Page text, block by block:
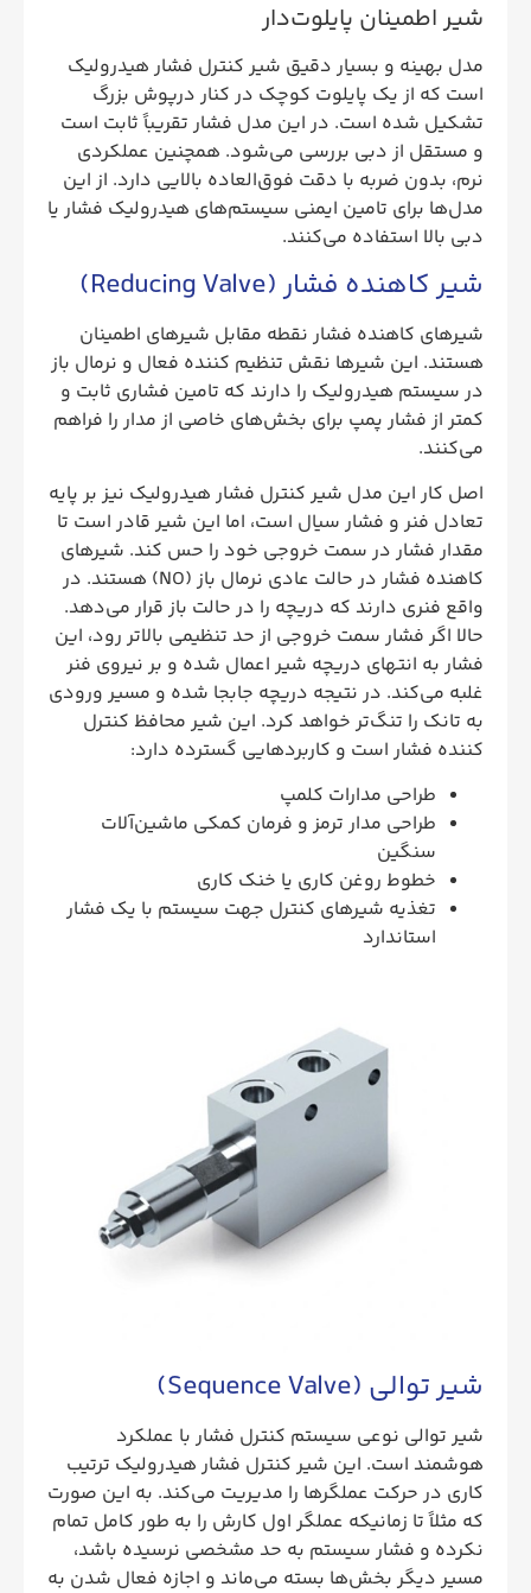
شیر اطمینان پایلوت‌دار
مدل بهینه و بسیار دقیق شیر کنترل فشار هیدرولیک
است که از یک پایلوت کوچک در کنار درپوش بزرگ
تشکیل شده است. در این مدل فشار تقریباً ثابت است
و مستقل از دبی بررسی می‌شود. همچنین عملکردی
نرم، بدون ضربه با دقت فوق‌العاده بالایی دارد. از این
مدل‌ها برای تامین ایمنی سیستم‌های هیدرولیک فشار یا
دبی بالا استفاده می‌کنند.
شیر کاهنده فشار (Reducing Valve)
شیرهای کاهنده فشار نقطه مقابل شیرهای اطمینان
هستند. این شیرها نقش تنظیم کننده فعال و نرمال باز
در سیستم هیدرولیک را دارند که تامین فشاری ثابت و
کمتر از فشار پمپ برای بخش‌های خاصی از مدار را فراهم
می‌کنند.
اصل کار این مدل شیر کنترل فشار هیدرولیک نیز بر پایه
تعادل فنر و فشار سیال است، اما این شیر قادر است تا
مقدار فشار در سمت خروجی خود را حس کند. شیرهای
کاهنده فشار در حالت عادی نرمال باز (NO) هستند. در
واقع فنری دارند که دریچه را در حالت باز قرار می‌دهد.
حالا اگر فشار سمت خروجی از حد تنظیمی بالاتر رود، این
فشار به انتهای دریچه شیر اعمال شده و بر نیروی فنر
غلبه می‌کند. در نتیجه دریچه جابجا شده و مسیر ورودی
به تانک را تنگ‌تر خواهد کرد. این شیر محافظ کنترل
کننده فشار است و کاربردهایی گسترده دارد:
طراحی مدارات کلمپ
طراحی مدار ترمز و فرمان کمکی ماشین‌آلات
سنگین
خطوط روغن کاری یا خنک کاری
تغذیه شیرهای کنترل جهت سیستم با یک فشار
استاندارد
شیر توالی (Sequence Valve)
شیر توالی نوعی سیستم کنترل فشار با عملکرد
هوشمند است. این شیر کنترل فشار هیدرولیک ترتیب
کاری در حرکت عملگرها را مدیریت می‌کند. به این صورت
که مثلاً تا زمانیکه عملگر اول کارش را به ‌طور کامل تمام
نکرده و فشار سیستم به حد مشخصی نرسیده باشد،
مسیر دیگر بخش‌ها بسته می‌ماند و اجازه فعال شدن به